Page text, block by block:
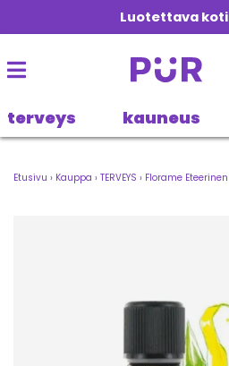
Luotettava
terveys kauneus
Etusivu › Kauppa › TERVEYS › Florame